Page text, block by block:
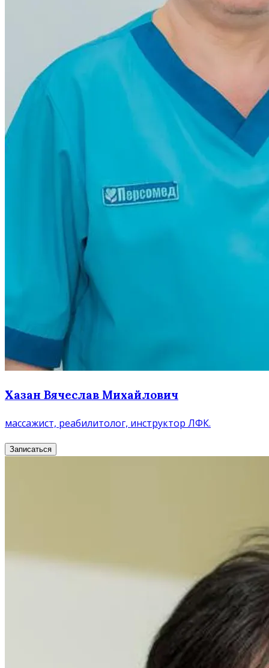
Хазан Вячеслав Михайлович
массажист, реабилитолог, инструктор ЛФК.
Записаться